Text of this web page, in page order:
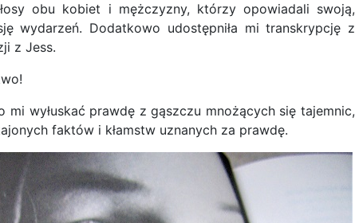
obu kobiet i mężczyzny, którzy opowiadali swoją,
wydarzeń. Dodatkowo udostępniła mi transkrypcję z
z Jess.
mi wyłuskać prawdę z gąszczu mnożących się tajemnic,
faktów i kłamstw uznanych za prawdę.